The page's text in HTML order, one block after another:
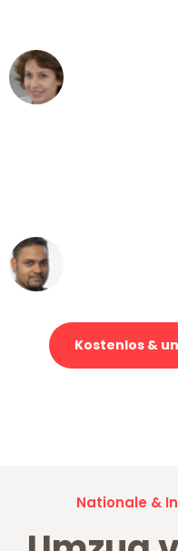
Kostenlos &
Nationale &